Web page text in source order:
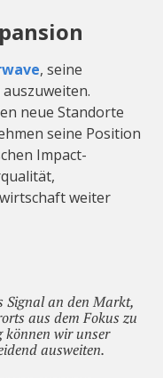
, seine
neue Standorte
seine Position
Impact-
weiter
Signal an den Markt,
aus dem Fokus zu
können wir unser
ausweiten.